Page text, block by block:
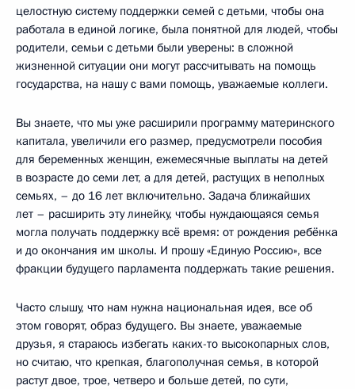
целостную систему поддержки семей с детьми, чтобы она
работала в единой логике, была понятной для людей, чтобы
родители, семьи с детьми были уверены: в сложной
жизненной ситуации они могут рассчитывать на помощь
государства, на нашу с вами помощь, уважаемые коллеги.
Вы знаете, что мы уже расширили программу материнского
капитала, увеличили его размер, предусмотрели пособия
для беременных женщин, ежемесячные выплаты на детей
в возрасте до семи лет, а для детей, растущих в неполных
семьях, – до 16 лет включительно. Задача ближайших
лет – расширить эту линейку, чтобы нуждающаяся семья
могла получать поддержку всё время: от рождения ребёнка
и до окончания им школы. И прошу «Единую Россию», все
фракции будущего парламента поддержать такие решения.
Часто слышу, что нам нужна национальная идея, все об
этом говорят, образ будущего. Вы знаете, уважаемые
друзья, я стараюсь избегать каких-то высокопарных слов,
но считаю, что крепкая, благополучная семья, в которой
растут двое, трое, четверо и больше детей, по сути,